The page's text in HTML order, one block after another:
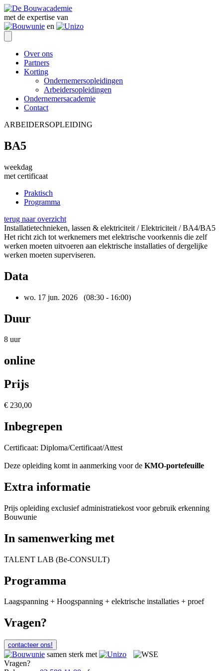
met de expertise van
en
Over ons
Partners
Korting
Ondernemersopleidingen
Arbeidersopleidingen
Ondernemersacademie
Contact
ARBEIDERSOPLEIDING
BA5
weekdag
met certificaat
Praktisch
Programma
terug naar overzicht
Installatietechnieken, lassen & elektriciteit / Elektriciteit / BA4/BA5
Het richt zich tot werknemers met elektrische voorkennis die zelf
werken moeten uitvoeren aan elektrische installaties of dergelijke
werken moeten superviseren.
Data
wo. 17 jun. 2026 (08:30 - 16:00)
Duur
8 uur
online
Prijs
€ 230,00
Inbegrepen
Certificaat: Diploma/Certificaat/Attest
Deze opleiding komt in aanmerking voor de KMO-portefeuille
Extra informatie
Prijs opleiding exclusief administratiekost voor gebruik erkenning
Bouwunie
In samenwerking met
TALENT LAB (Be-CONSULT)
Programma
Laagspanning + Hoogspanning + elektrische installaties + proef
Vragen?
contacteer ons!
samen sterk met
Vragen?